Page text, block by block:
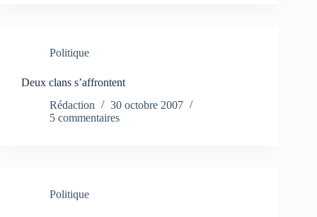
Politique
Deux clans s’affrontent
Rédaction
30 octobre 2007
5 commentaires
Politique